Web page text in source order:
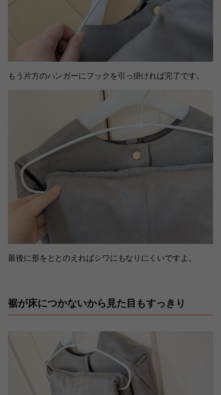
もう片方のハンガーにフックを引っ掛ければ完了です。
最後に形をととのえればシワにもなりにくいですよ。
裾が床につかないから見た目もすっきり